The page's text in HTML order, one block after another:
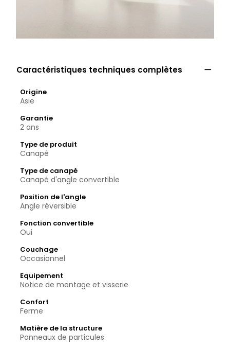
Caractéristiques techniques complètes 
Origine
Asie
Garantie
2 ans
Type de produit
Canapé
Type de canapé
Canapé d'angle convertible
Position de l'angle
Angle réversible
Fonction convertible
Oui
Couchage
Occasionnel
Equipement
Notice de montage et visserie
Confort
Ferme
Matière de la structure
Panneaux de particules